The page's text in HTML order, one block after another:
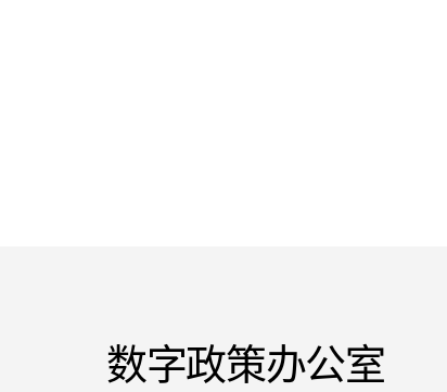
数字政策办公室